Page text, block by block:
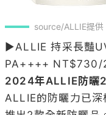
source/ALLIE提供
▶ALLIE 持采長豔
2024年ALLIE防曬
ALLIE的防曬力已深